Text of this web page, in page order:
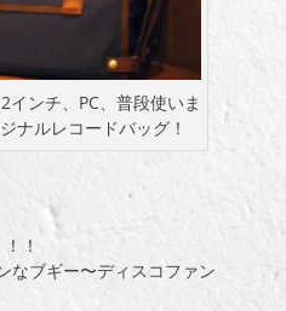
ンチ、PC、普段使いま
ナルレコードバッグ！
！
なブギー〜ディスコファン